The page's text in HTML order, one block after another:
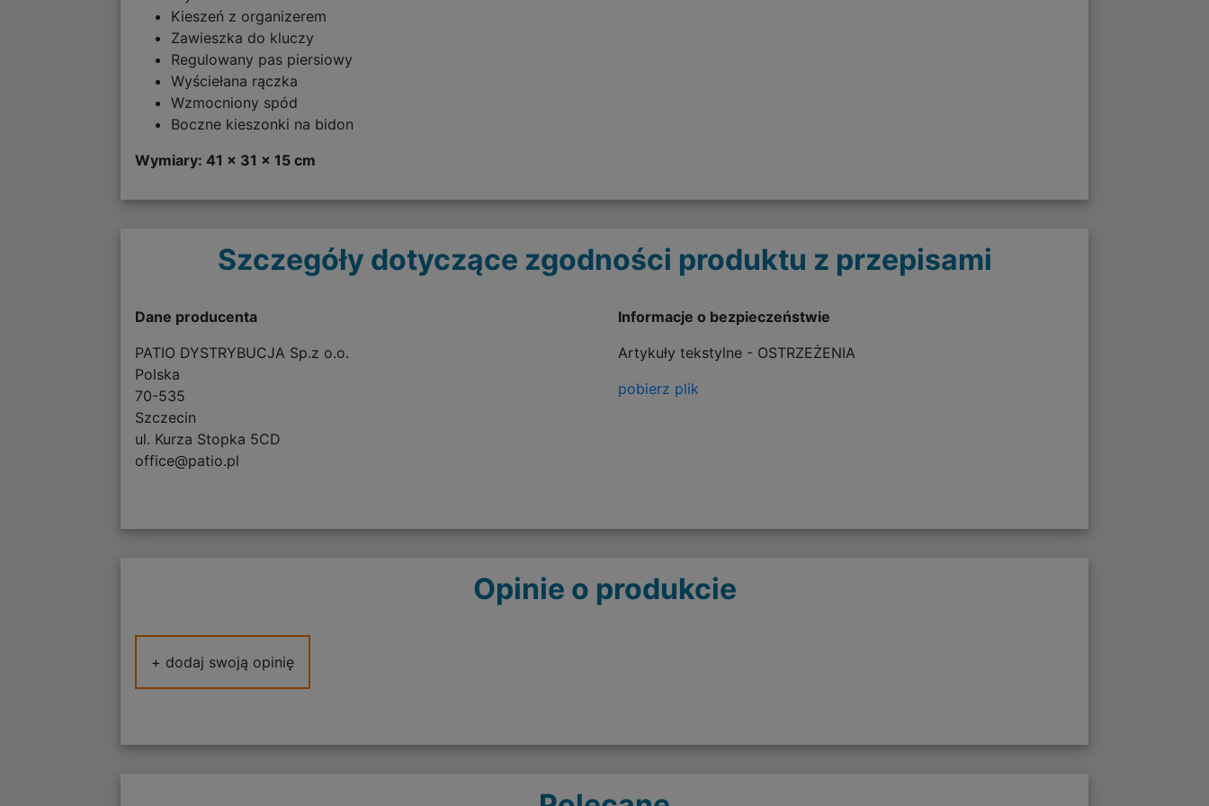
Kieszeń z organizerem
Zawieszka do kluczy
Regulowany pas piersiowy
Wyściełana rączka
Wzmocniony spód
Boczne kieszonki na bidon
Wymiary: 41 x 31 x 15 cm
Szczegóły dotyczące zgodności produktu z przepisami
Dane producenta
PATIO DYSTRYBUCJA Sp.z o.o.
Polska
70-535
Szczecin
ul. Kurza Stopka 5CD
office@patio.pl
Informacje o bezpieczeństwie
Artykuły tekstylne - OSTRZEŻENIA
pobierz plik
Opinie o produkcie
+ dodaj swoją opinię